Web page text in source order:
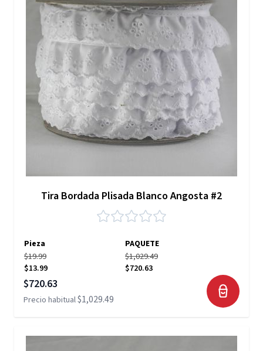
Tira Bordada Plisada Blanco Angosta #2
Pieza
PAQUETE
$19.99
$13.99
$1,029.49
$720.63
Precio especial
$720.63
Precio habitual$1,029.49